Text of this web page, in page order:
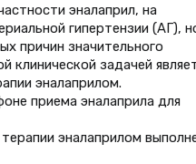
эналаприл, на
гипертензии (АГ),
причин значительного
клинической задачей
эналаприлом.
приема эналаприла для
эналаприлом